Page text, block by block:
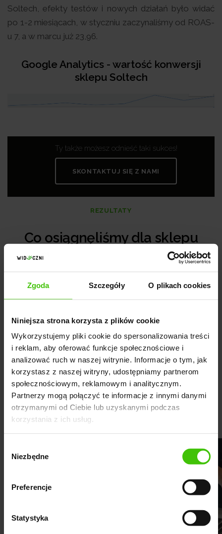
Zgoda Szczegóły O plikach cookies
Niniejsza strona korzysta z plików cookie
Wykorzystujemy pliki cookie do spersonalizowania treści
i reklam, aby oferować funkcje społecznościowe i
analizować ruch w naszej witrynie. Informacje o tym, jak
korzystasz z naszej witryny, udostępniamy partnerom
społecznościowym, reklamowym i analitycznym.
Partnerzy mogą połączyć te informacje z innymi danymi
otrzymanymi od Ciebie lub uzyskanymi podczas
korzystania z ich usług.
zgody
Niezbędne
Preferencje
Statystyka
Soltech, efekty testów i nowych działań było widać
po 1-2 miesiącach, w styczniu zaczynaliśmy od ROAS-
u 7, a w marcu już 23,96.
Google Analytics - wartość konwersji
sklepu Soltech
Ty także możesz odnieść taki sukces!
SKONTAKTUJ SIĘ Z NAMI
REZULTATY
Co osiągnęliśmy dla sklepu
Wzrost o 212%
Zobacz pozostałe historie współpracy: